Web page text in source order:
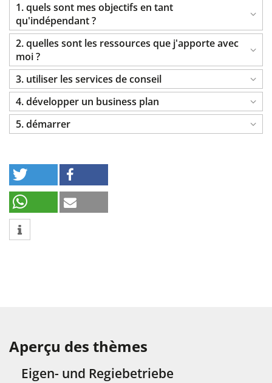
1. quels sont mes objectifs en tant
qu'indépendant ?
2. quelles sont les ressources que j'apporte avec
moi ?
3. utiliser les services de conseil
4. développer un business plan
5. démarrer
Aperçu des thèmes
Eigen- und Regiebetriebe